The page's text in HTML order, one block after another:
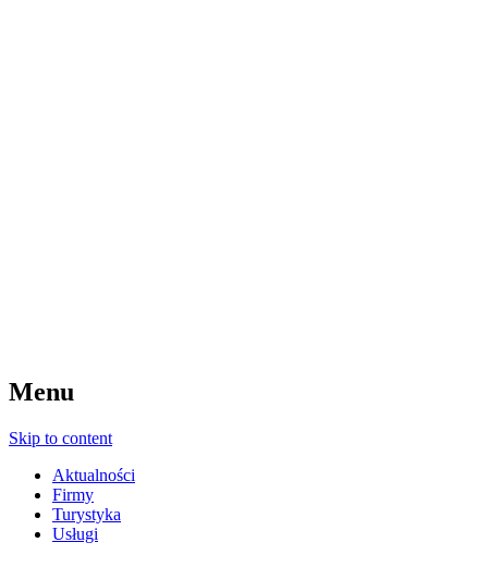
Menu
Skip to content
Aktualności
Firmy
Turystyka
Usługi